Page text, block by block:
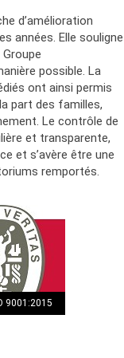
d’amélioration
années. Elle souligne
possible. La
ont ainsi permis
part des familles,
Le contrôle de
et transparente,
et s’avère être une
remportés.
9001:2015